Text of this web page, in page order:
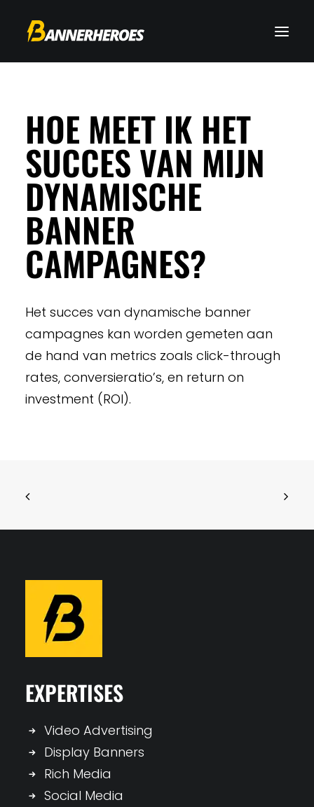
HOE MEET IK HET
SUCCES VAN MIJN
DYNAMISCHE
BANNER
CAMPAGNES?
Het succes van dynamische banner
campagnes kan worden gemeten aan
de hand van metrics zoals click-through
rates, conversieratio’s, en return on
investment (ROI).
EXPERTISES
Video Advertising
Display Banners
Rich Media
Social Media